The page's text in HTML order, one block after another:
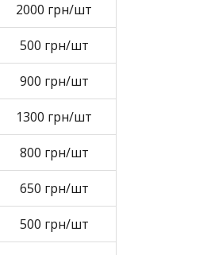
2000 грн/шт
500 грн/шт
900 грн/шт
1300 грн/шт
800 грн/шт
650 грн/шт
500 грн/шт